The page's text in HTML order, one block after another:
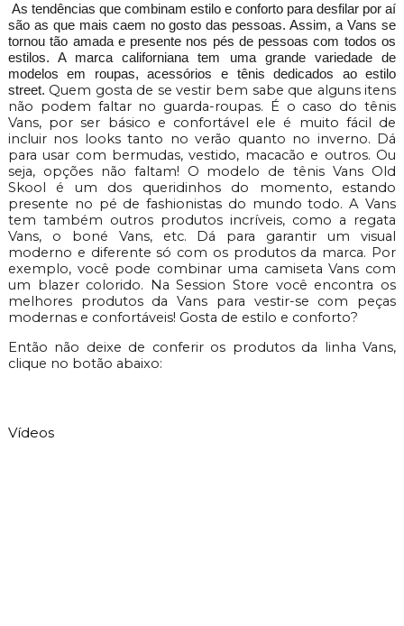
As tendências que combinam estilo e conforto para desfilar por aí
são as que mais caem no gosto das pessoas. Assim, a Vans se
tornou tão amada e presente nos pés de pessoas com todos os
estilos. A marca californiana tem uma grande variedade de
modelos em roupas, acessórios e tênis dedicados ao estilo
street. Quem gosta de se vestir bem sabe que alguns itens
não podem faltar no guarda-roupas. É o caso do tênis
Vans, por ser básico e confortável ele é muito fácil de
incluir nos looks tanto no verão quanto no inverno. D
para usar com bermudas, vestido, macacão e outros. Ou
seja, opções não faltam! O modelo de tênis Vans Old
Skool é um dos queridinhos do momento, estando
presente no pé de fashionistas do mundo todo. A Vans
tem também outros produtos incríveis, como a regata
Vans, o boné Vans, etc. Dá para garantir um visual
moderno e diferente só com os produtos da marca. Por
exemplo, você pode combinar uma camiseta Vans com
um blazer colorido. Na Session Store você encontra os
melhores produtos da Vans para vestir-se com peças
modernas e confortáveis! Gosta de estilo e conforto?
Então não deixe de conferir os produtos da linha Vans,
clique no botão abaixo:
Vídeos